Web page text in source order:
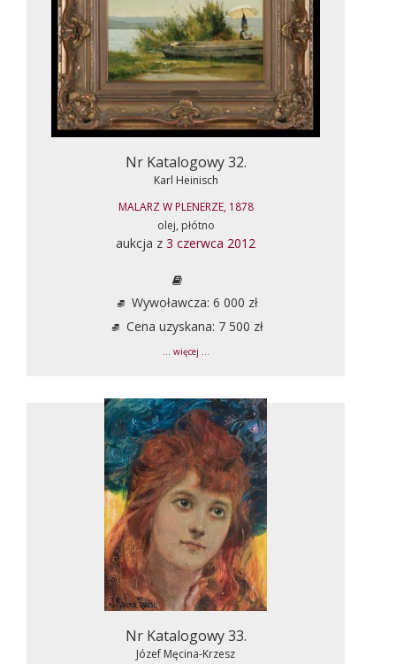
Nr Katalogowy 32.
Karl Heinisch
MALARZ W PLENERZE, 1878
olej, płótno
aukcja z 3 czerwca 2012
Wywoławcza: 6 000 zł
Cena uzyskana: 7 500 zł
... więcej ...
Nr Katalogowy 33.
Józef Męcina-Krzesz